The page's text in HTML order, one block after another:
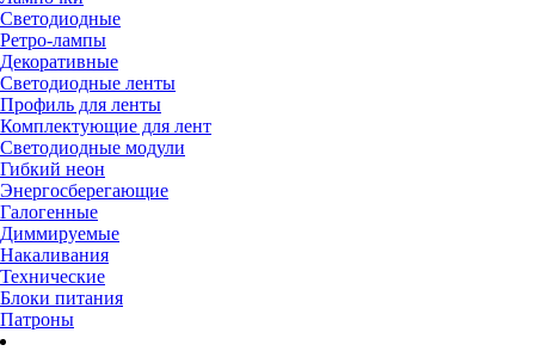
Светодиодные
Ретро-лампы
Декоративные
Светодиодные ленты
Профиль для ленты
Комплектующие для лент
Светодиодные модули
Гибкий неон
Энергосберегающие
Галогенные
Диммируемые
Накаливания
Технические
Блоки питания
Патроны